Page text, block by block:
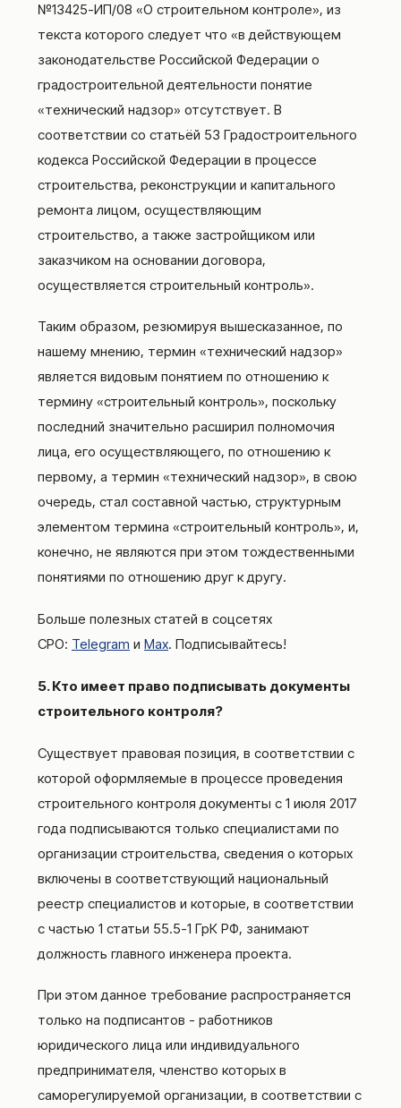
№13425-ИП/08 «О строительном контроле», из
текста которого следует что «в действующем
законодательстве Российской Федерации о
градостроительной деятельности понятие
«технический надзор» отсутствует. В
соответствии со статьёй 53 Градостроительного
кодекса Российской Федерации в процессе
строительства, реконструкции и капитального
ремонта лицом, осуществляющим
строительство, а также застройщиком или
заказчиком на основании договора,
осуществляется строительный контроль».
Таким образом, резюмируя вышесказанное, по
нашему мнению, термин «технический надзор»
является видовым понятием по отношению к
термину «строительный контроль», поскольку
последний значительно расширил полномочия
лица, его осуществляющего, по отношению к
первому, а термин «технический надзор», в свою
очередь, стал составной частью, структурным
элементом термина «строительный контроль», и,
конечно, не являются при этом тождественными
понятиями по отношению друг к другу.
Больше полезных статей в соцсетях
СРО: Telegram и Max. Подписывайтесь!
5. Кто имеет право подписывать документы
строительного контроля?
Существует правовая позиция, в соответствии с
которой оформляемые в процессе проведения
строительного контроля документы с 1 июля 2017
года подписываются только специалистами по
организации строительства, сведения о которых
включены в соответствующий национальный
реестр специалистов и которые, в соответствии
с частью 1 статьи 55.5-1 ГрК РФ, занимают
должность главного инженера проекта.
При этом данное требование распространяется
только на подписантов - работников
юридического лица или индивидуального
предпринимателя, членство которых в
саморегулируемой организации, в соответствии с